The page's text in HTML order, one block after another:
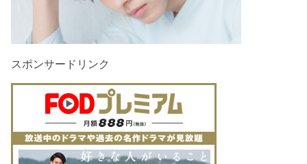
スポンサードリンク